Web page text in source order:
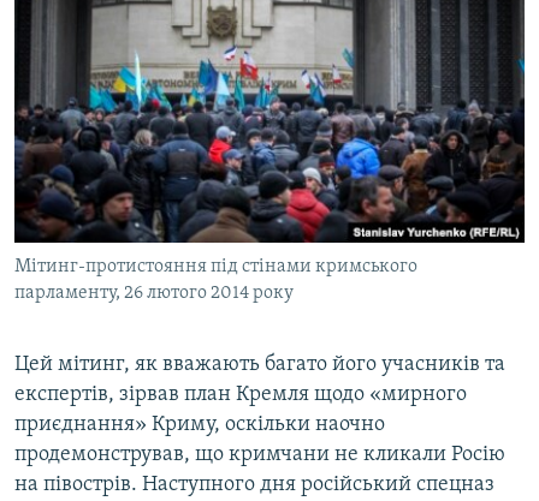
Мітинг-протистояння під стінами кримського
парламенту, 26 лютого 2014 року
Цей мітинг, як вважають багато його учасників та
експертів, зірвав план Кремля щодо «мирного
приєднання» Криму, оскільки наочно
продемонстрував, що кримчани не кликали Росію
на півострів. Наступного дня російський спецназ